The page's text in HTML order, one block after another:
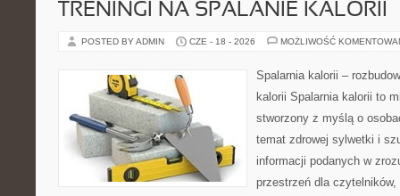
TRENINGI NA SPALANIE KALORII
POSTED BY ADMIN CZE - 18 - 2026 MOŻLIWOŚĆ
Spalarnia kalorii –
kalorii Spalarnia kalorii to
stworzony z myślą o
temat zdrowej sylwetki i
informacji podanych w
przestrzeń dla